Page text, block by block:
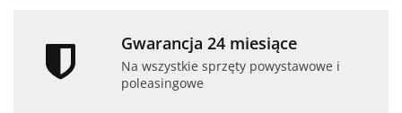
Gwarancja 24 miesiące
Na wszystkie sprzęty powystawowe i
poleasingowe